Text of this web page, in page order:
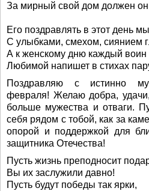
За мирный свой дом должен он
Его поздравлять в этот день
С улыбками, смехом, сиянием
А к женскому дню каждый воин
Любимой напишет в стихах
Поздравляю с истинно
февраля! Желаю добра,
больше мужества и отваги.
себя рядом с тобой, как за
опорой и поддержкой для
защитника Отечества!
Пусть жизнь преподносит
Вы их заслужили давно!
Пусть будут победы так ярки,